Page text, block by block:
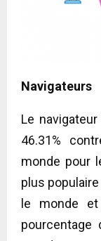
Navigateurs
Le
46.31%
monde pour
plus
le monde